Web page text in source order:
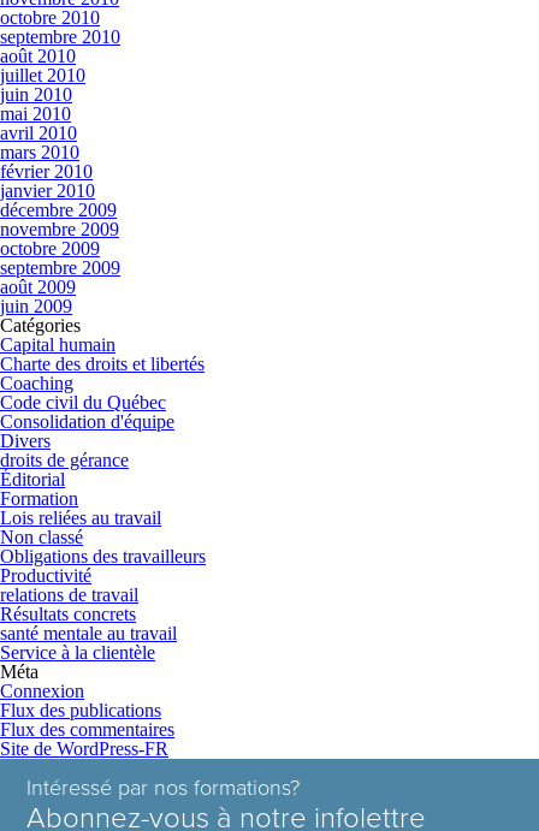
octobre 2010
septembre 2010
août 2010
juillet 2010
juin 2010
mai 2010
avril 2010
mars 2010
février 2010
janvier 2010
décembre 2009
novembre 2009
octobre 2009
septembre 2009
août 2009
juin 2009
Catégories
Capital humain
Charte des droits et libertés
Coaching
Code civil du Québec
Consolidation d'équipe
Divers
droits de gérance
Éditorial
Formation
Lois reliées au travail
Non classé
Obligations des travailleurs
Productivité
relations de travail
Résultats concrets
santé mentale au travail
Service à la clientèle
Méta
Connexion
Flux des publications
Flux des commentaires
Site de WordPress-FR
Intéressé par nos formations?
Abonnez-vous à notre infolettre